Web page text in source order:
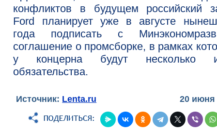
конфликтов в будущем российский
Ford планирует уже в августе
года подписать с
соглашение о промсборке, в рамках
у концерна будут несколько
обязательства.
Источник: Lenta.ru 20 июня